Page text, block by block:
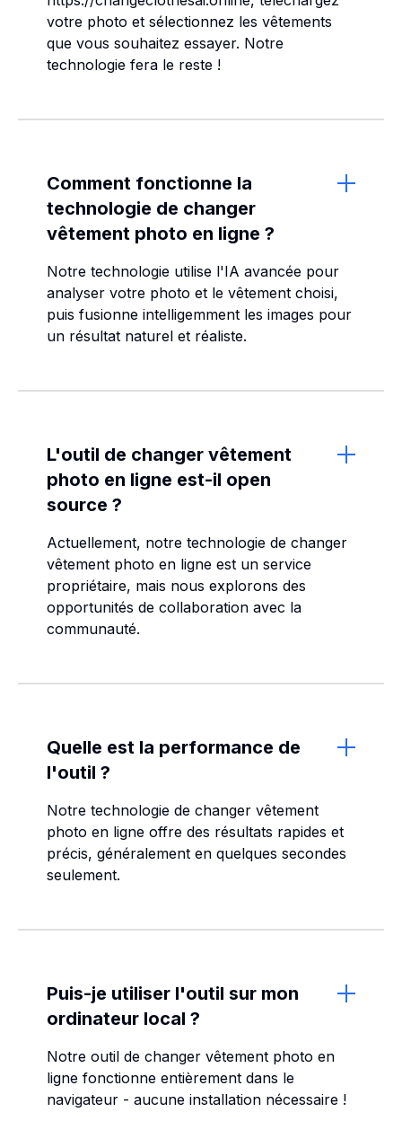
votre photo et sélectionnez les vêtements
que vous souhaitez essayer. Notre
technologie fera le reste !
Comment fonctionne la
technologie de changer
vêtement photo en ligne ?
Notre technologie utilise l'IA avancée pour
analyser votre photo et le vêtement choisi,
puis fusionne intelligemment les images pour
un résultat naturel et réaliste.
L'outil de changer vêtement
photo en ligne est-il open
source ?
Actuellement, notre technologie de changer
vêtement photo en ligne est un service
propriétaire, mais nous explorons des
opportunités de collaboration avec la
communauté.
Quelle est la performance de
l'outil ?
Notre technologie de changer vêtement
photo en ligne offre des résultats rapides et
précis, généralement en quelques secondes
seulement.
Puis-je utiliser l'outil sur mon
ordinateur local ?
Notre outil de changer vêtement photo en
ligne fonctionne entièrement dans le
navigateur - aucune installation nécessaire !